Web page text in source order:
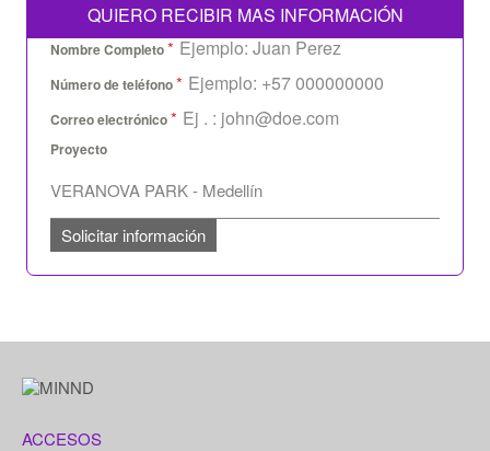
QUIERO RECIBIR MAS INFORMACIÓN
Nombre Completo*
Número de teléfono*
Correo electrónico*
Proyecto
Solicitar información
ACCESOS